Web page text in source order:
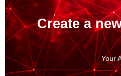
Create a
Your